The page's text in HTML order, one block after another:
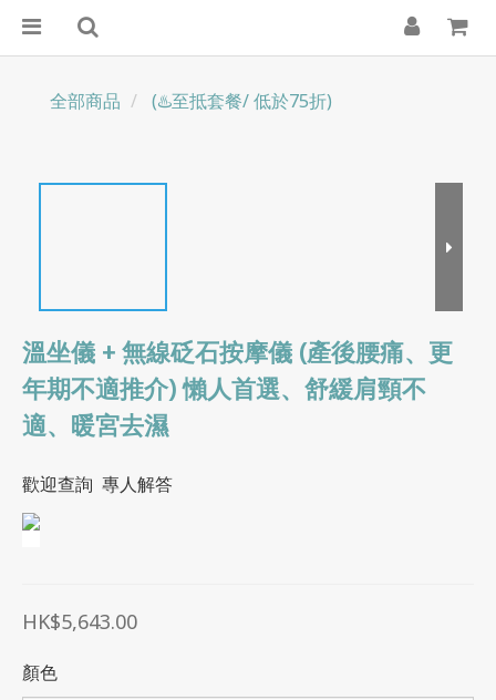
全部商品 (♨️至抵套餐/ 低於75折)
溫坐儀 + 無線砭石按摩儀 (產後腰痛、更
年期不適推介) 懶人首選、舒緩肩頸不
適、暖宮去濕
歡迎查詢  專人解答
HK$5,643.00
顏色